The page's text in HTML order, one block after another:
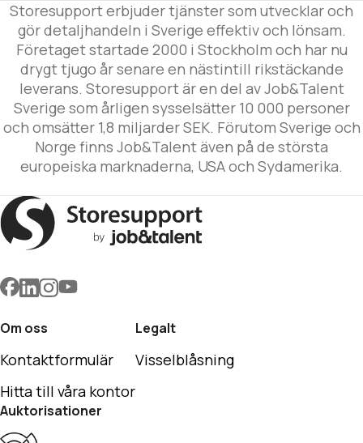
Storesupport erbjuder tjänster som utvecklar och
gör detaljhandeln i Sverige effektiv och lönsam.
Företaget startade 2000 i Stockholm och har nu
drygt tjugo år senare en nästintill rikstäckande
leverans. Storesupport är en del av Job&Talent
Sverige som årligen sysselsätter 10 000 personer
och omsätter 1,8 miljarder SEK. Förutom Sverige och
Norge finns Job&Talent även på de största
europeiska marknaderna, USA och Sydamerika.
Om oss
Kontaktformulär
Hitta till våra kontor
Legalt
Visselblåsning
Auktorisationer